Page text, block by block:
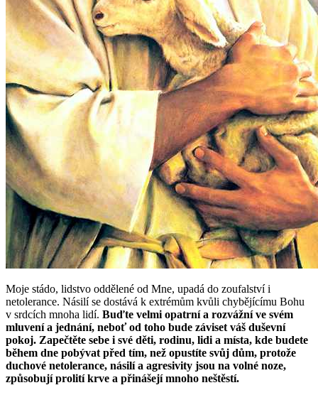
Moje stádo, lidstvo oddělené od Mne, upadá do zoufalství i
netolerance. Násilí se dostává k extrémům kvůli chybějícímu Bohu
v srdcích mnoha lidí. Buďte velmi opatrní a rozvážní ve svém
mluvení a jednání, neboť od toho bude záviset váš duševní
pokoj. Zapečtěte sebe i své děti, rodinu, lidi a místa, kde budete
během dne pobývat před tím, než opustíte svůj dům, protože
duchové netolerance, násilí a agresivity jsou na volné noze,
způsobují prolití krve a přinášejí mnoho neštěstí.